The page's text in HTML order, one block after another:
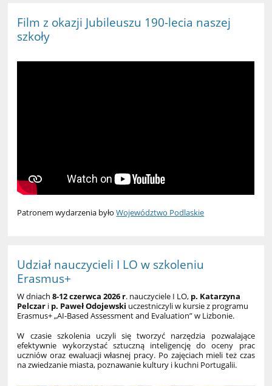
Film z okazji Jubileuszu 190-lecia naszej
szkoły
Patronem wydarzenia byłoWojewództwo Podlaskie
Udział nauczycieli I LO w szkoleniu
Erasmus+
W dniach8-12 czerwca 2026 r. nauczyciele I LO, p. Katarzyna
Pelczar i p. Paweł Odojewski uczestniczyli w kursie z programu
Erasmus+ „AI-Based Assessment and Evaluation” w Lizbonie.
W czasie szkolenia uczyli się tworzyć narzędzia pozwalające
efektywnie wykorzystać sztuczną inteligencję do oceny prac
uczniów oraz ewaluacji własnej pracy. Po zajęciach mieli też czas
na zwiedzanie miasta, poznawanie kultury i kuchni Portugalii.